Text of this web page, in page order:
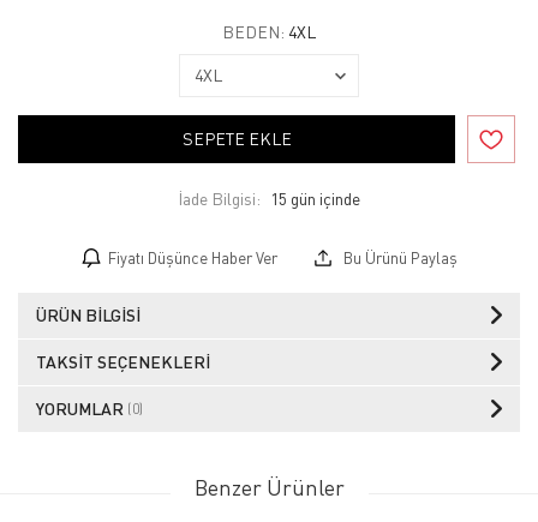
BEDEN: 4XL
SEPETE EKLE
İade Bilgisi:
Fiyatı Düşünce Haber Ver Bu Ürünü Paylaş
ÜRÜN BILGISI
TAKSIT SEÇENEKLERI
YORUMLAR (0)
Benzer Ürünler